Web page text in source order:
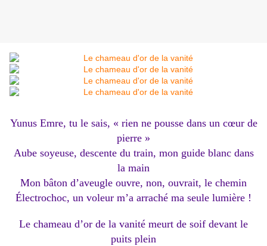
Yunus Emre, tu le sais, « rien ne pousse dans un cœur de
pierre »
Aube soyeuse, descente du train, mon guide blanc dans
la main
Mon bâton d’aveugle ouvre, non, ouvrait, le chemin
Électrochoc, un voleur m’a arraché ma seule lumière !
Le chameau d’or de la vanité meurt de soif devant le
puits plein